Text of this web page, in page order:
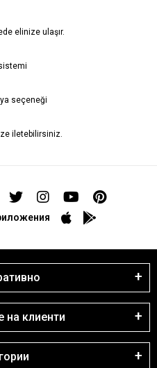
elinize ulaşır.
seçeneği
iletebilirsiniz.
на клиенти